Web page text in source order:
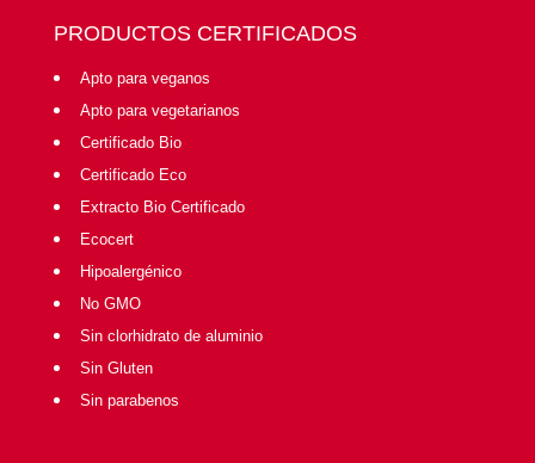
PRODUCTOS CERTIFICADOS
Apto para veganos
Apto para vegetarianos
Certificado Bio
Certificado Eco
Extracto Bio Certificado
Ecocert
Hipoalergénico
No GMO
Sin clorhidrato de aluminio
Sin Gluten
Sin parabenos